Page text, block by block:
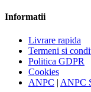
Informatii
Livrare rapida
Termeni si
Politica GDPR
Cookies
ANPC | ANPC